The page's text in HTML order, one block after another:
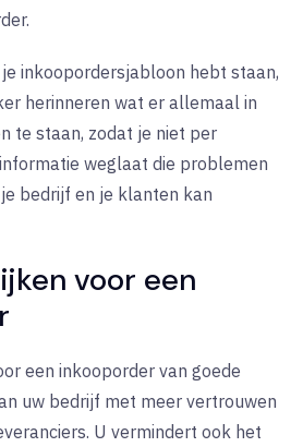
inkoopordersjabloon hebt staan,
herinneren wat er allemaal in
te staan, zodat je niet per
weglaat die problemen
bedrijf en je klanten kan
voor een
een inkooporder van goede
uw bedrijf met meer vertrouwen
U vermindert ook het